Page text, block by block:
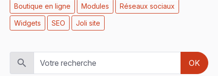
Boutique en ligne Modules Réseaux sociaux
Widgets SEO Joli site
OK